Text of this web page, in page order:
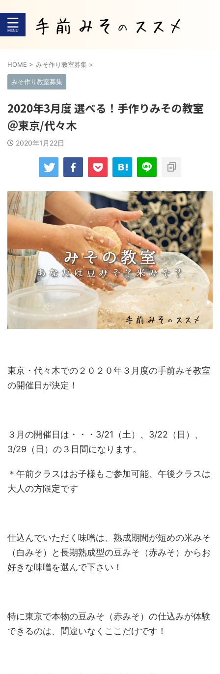
HOME > みそ作り教室募集 >
みそ作り教室募集
2020年3月度 選べる！手作りみその教室
＠東京/代々木
2020年1月22日
東京・代々木での２０２０年３月度の手前みそ教室
の開催日が決定！
３月の開催日は・・・3/21（土）、3/22（日）、
3/29（日）の３日間になります。
＊午前クラスはお子様もご参加可能、午後クラスは
大人の方限定です
仕込んでいただく味噌は、熟成期間が短めの米みそ
（白みそ）と長期熟成型の豆みそ（赤みそ）からお
好きな味噌を選んで下さい！
特に東京で本物の豆みそ（赤みそ）の仕込みが体験
できるのは、間違いなくここだけです！